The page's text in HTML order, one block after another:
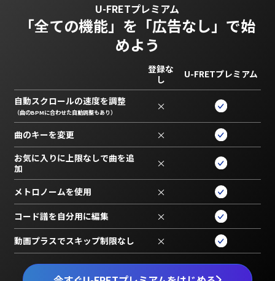
U-FRETプレミアム
「全ての機能」を 「広告なし」で始
めよう
登録な
し
U-FRETプレミアム
自動スクロールの速度を調整
（曲のBPMに合わせた自動調整もあり） ×
曲のキーを変更 ×
お気に入りに上限なしで曲を追
加
×
メトロノームを使用 ×
コード譜を自分用に編集 ×
動画プラスでスキップ制限なし ×